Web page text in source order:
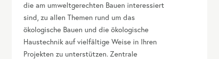
die am umweltgerechten Bauen interessiert
sind, zu allen Themen rund um das
ökologische Bauen und die ökologische
Haustechnik auf vielfältige Weise in Ihren
Projekten zu unterstützen. Zentrale